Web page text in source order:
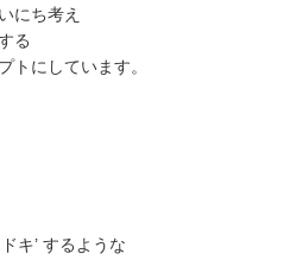
にち考え
る
トにしています。
キ’ するような